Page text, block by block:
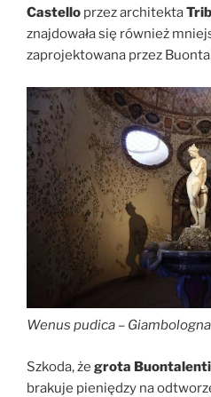
Castello przez architekta
znajdowała się również
zaprojektowana przez
Wenus pudica – Giambologna
Szkoda, że grota Buontalenti
brakuje pieniędzy na